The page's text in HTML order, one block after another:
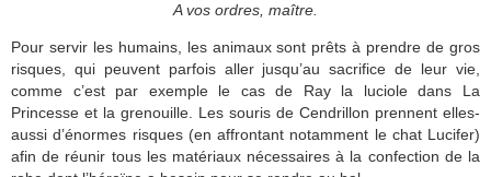
A vos ordres, maître.
Pour servir les humains, les animaux sont prêts à prendre de gros
risques, qui peuvent parfois aller jusqu’au sacrifice de leur vie,
comme c’est par exemple le cas de Ray la luciole dans La
Princesse et la grenouille. Les souris de Cendrillon prennent elles-
aussi d’énormes risques (en affrontant notamment le chat Lucifer)
afin de réunir tous les matériaux nécessaires à la confection de la